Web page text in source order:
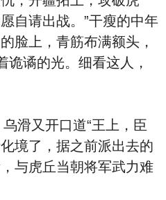
自请出战。”干瘦的中年
脸上，青筋布满额头，
诡谲的光。细看这人，
滑又开口道“王上，臣
境了，据之前派出去的
与虎丘当朝将军武力难